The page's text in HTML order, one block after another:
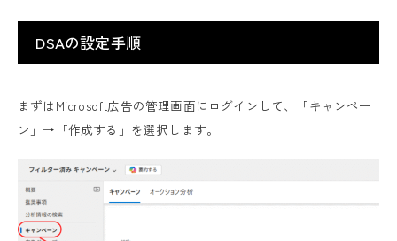
DSAの設定手順
まずはMicrosoft広告の管理画面にログインして、「キャンペー
ン」→「作成する」を選択します。